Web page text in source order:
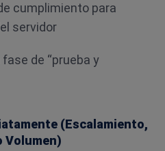
cumplimiento para
servidor
de “prueba y
(Escalamiento,
Volumen)